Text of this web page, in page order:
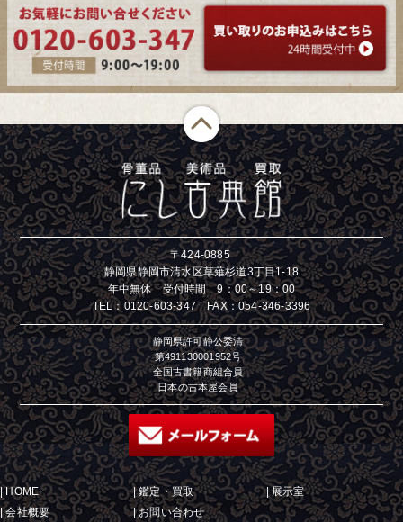
〒424-0885
静岡県静岡市清水区草薙杉道3丁目1-18
年中無休 受付時間 9：00～19：00
TEL： 0120-603-347FAX：054-346-3396
静岡県許可静公委清
第491130001952号
全国古書籍商組合員
日本の古本屋会員
|HOME |鑑定・買取 |展示室
|会社概要 |お問い合わせ